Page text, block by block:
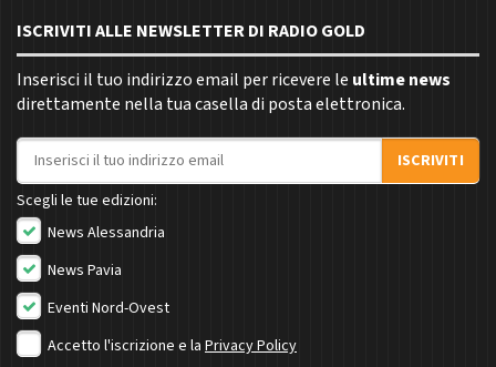
ISCRIVITI ALLE NEWSLETTER DI RADIO GOLD
Inserisci il tuo indirizzo email per ricevere le ultime news
direttamente nella tua casella di posta elettronica.
Indirizzo email
ISCRIVITI
Scegli le tue edizioni:
News Alessandria
News Pavia
Eventi Nord-Ovest
Accetto l'iscrizione e la Privacy Policy